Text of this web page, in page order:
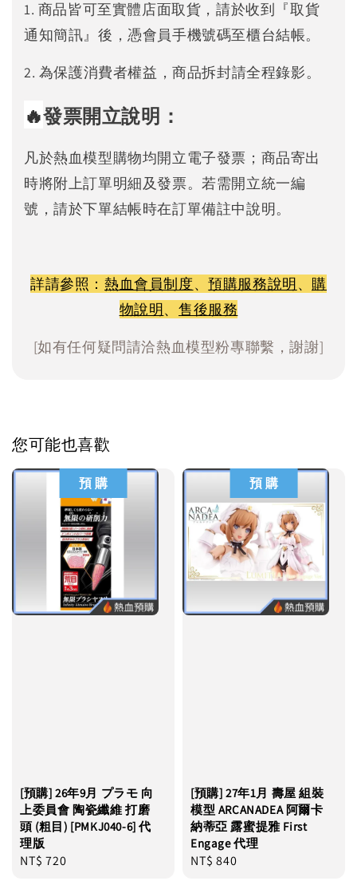
1. 商品皆可至實體店面取貨，請於收到『取貨
通知簡訊』後，憑會員手機號碼至櫃台結帳。
2. 為保護消費者權益，商品拆封請全程錄影。
🔥發票開立說明：
凡於熱血模型購物均開立電子發票；商品寄出
時將附上訂單明細及發票。若需開立統一編
號，請於下單結帳時在訂單備註中說明。
詳請參照： 熱血會員制度、預購服務說明、 購
物說明、 售後服務
[如有任何疑問請洽熱血模型粉專聯繫，謝謝]
您可能也喜歡
預 購
[預購] 26年9月 プラモ 向
上委員會 陶瓷纖維 打磨
頭 (粗目) [PMKJ040-6] 代
理版
Regular
NT$ 720
預 購
[預購] 27年1月 壽屋 組裝
模型 ARCANADEA 阿爾卡
納蒂亞 露蜜提雅 First
Engage 代理
Regular
NT$ 840